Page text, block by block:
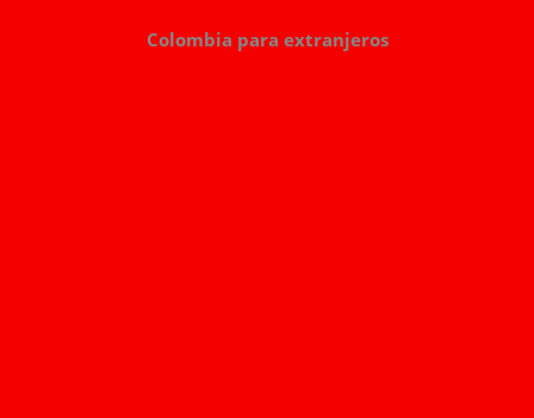
Colombia para extranjeros